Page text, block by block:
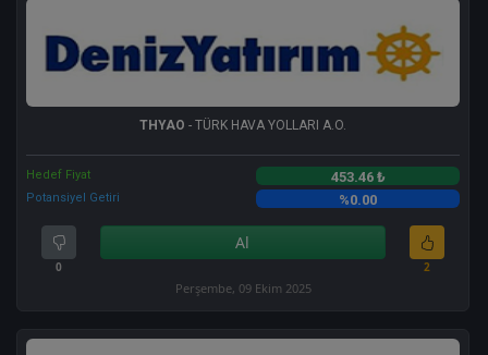
THYAO - TÜRK HAVA YOLLARI A.O.
Hedef Fiyat 453.46 ₺
Potansiyel Getiri %0.00
0
Al
2
Perşembe, 09 Ekim 2025